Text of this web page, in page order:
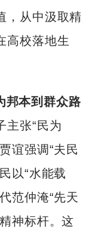
，从中汲取精
高校落地生
邦本到群众路
主张“民为
谊强调“夫民
以“水能载
范仲淹“先天
神标杆。这